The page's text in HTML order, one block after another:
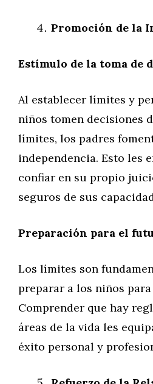
Promoción de la
Estímulo de la toma de
Al establecer límites y
niños tomen decisiones
límites, los padres
independencia. Esto les
confiar en su propio
seguros de sus
Preparación para el
Los límites son
preparar a los niños
Comprender que hay
áreas de la vida les
éxito personal y